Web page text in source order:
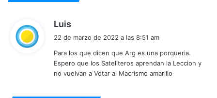
Luis
e
:
22 de marzo de 2022 a las 8:51 am
Para los que dicen que Arg es una porqueria.
Espero que los Sateliteros aprendan la Leccion y
no vuelvan a Votar al Macrismo amarillo